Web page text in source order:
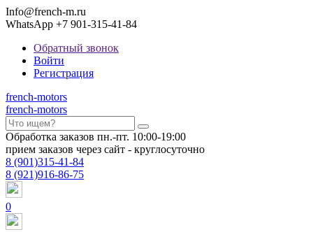
Info@french-m.ru
WhatsApp +7 901-315-41-84
Обратный звонок
Войти
Регистрация
french-motors
french-motors
Обработка заказов пн.-пт. 10:00-19:00
прием заказов через сайт - круглосуточно
8 (901)315-41-84
8 (921)916-86-75
0